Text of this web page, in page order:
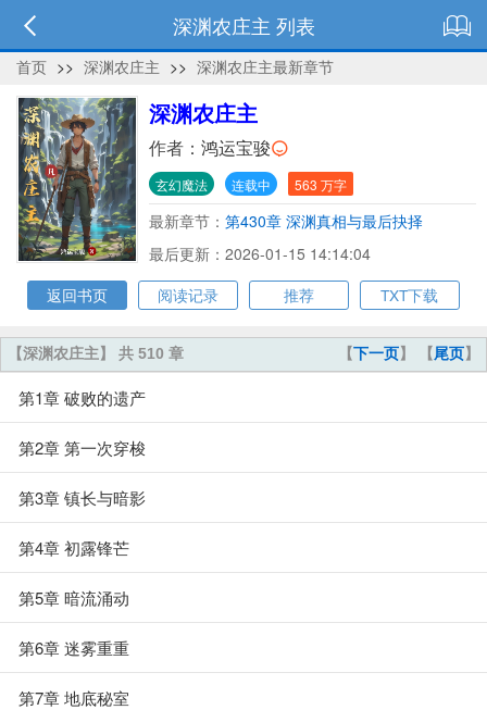
深渊农庄主 列表
首页 >> 深渊农庄主 >> 深渊农庄主最新章节
深渊农庄主
作者： 鸿运宝骏
玄幻魔法 连载中 563 万字
最新章节： 第430章 深渊真相与最后抉择
最后更新：2026-01-15 14:14:04
返回书页
阅读记录 推荐 TXT下载
【下一页】 【尾页】
【深渊农庄主】 共 510 章
第1章 破败的遗产
第2章 第一次穿梭
第3章 镇长与暗影
第4章 初露锋芒
第5章 暗流涌动
第6章 迷雾重重
第7章 地底秘室